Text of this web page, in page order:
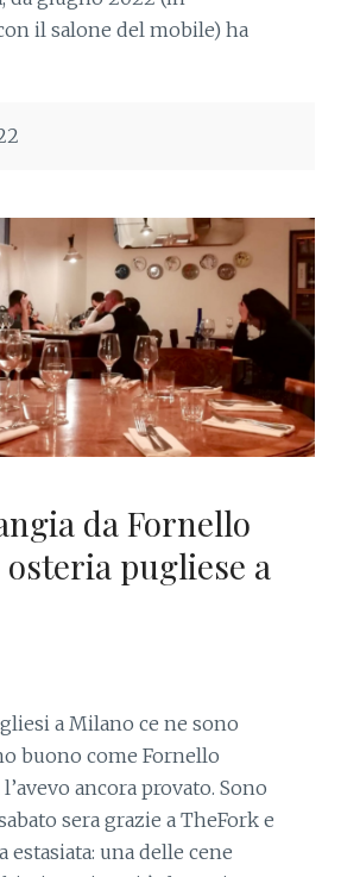
il salone del mobile) ha
da Fornello
pugliese a
a Milano ce ne sono
buono come Fornello
ancora provato. Sono
sera grazie a TheFork e
estasiata: una delle cene